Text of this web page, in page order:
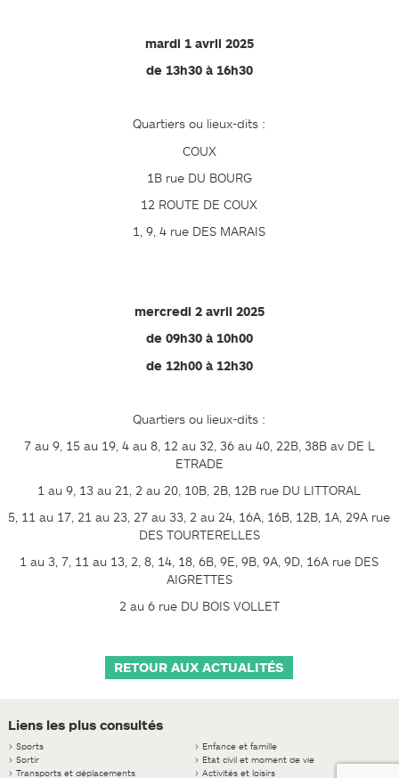
mardi 1 avril 2025
de 13h30 à 16h30
Quartiers ou lieux-dits :
COUX
1B rue DU BOURG
12 ROUTE DE COUX
1, 9, 4 rue DES MARAIS
mercredi 2 avril 2025
de 09h30 à 10h00
de 12h00 à 12h30
Quartiers ou lieux-dits :
7 au 9, 15 au 19, 4 au 8, 12 au 32, 36 au 40, 22B, 38B av DE L
ETRADE
1 au 9, 13 au 21, 2 au 20, 10B, 2B, 12B rue DU LITTORAL
5, 11 au 17, 21 au 23, 27 au 33, 2 au 24, 16A, 16B, 12B, 1A, 29A rue
DES TOURTERELLES
1 au 3, 7, 11 au 13, 2, 8, 14, 18, 6B, 9E, 9B, 9A, 9D, 16A rue DES
AIGRETTES
2 au 6 rue DU BOIS VOLLET
RETOUR AUX ACTUALITÉS
Liens les plus consultés
> Sports > Enfance et famille
> Sortir > Etat civil et moment de vie
> Transports et déplacements >Activités et loisirs